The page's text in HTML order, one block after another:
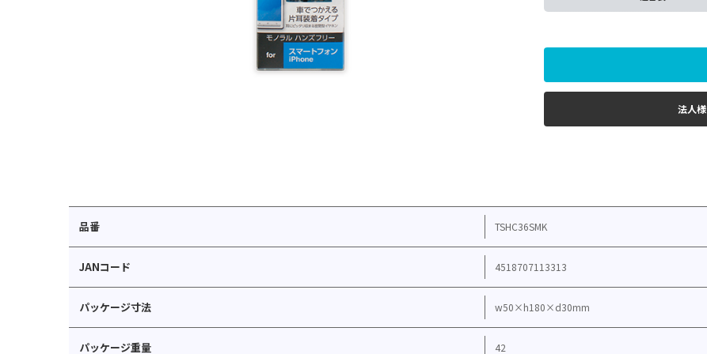
法人
品番 TSHC36SMK
JANコード 4518707113313
パッケージ寸法 w50×h180×d30mm
パッケージ重量 42